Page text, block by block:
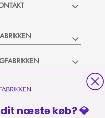
er i
næste køb? 💎